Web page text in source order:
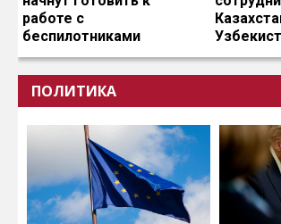
работе с
беспилотниками
ПОЛИТИКА